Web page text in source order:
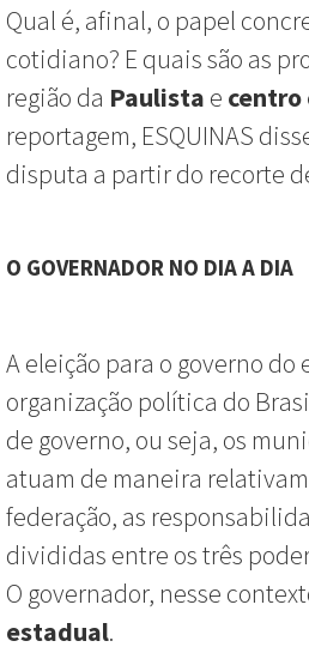
Qual é, afinal, o papel
cotidiano? E quais são as
região da Paulista e centro
reportagem, ESQUINAS
disputa a partir do recorte
O GOVERNADOR NO DIA A DIA
A eleição para o governo
organização política do
de governo, ou seja, os
atuam de maneira
federação, as
divididas entre os três
O governador, nesse
estadual.